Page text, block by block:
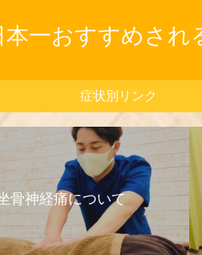
一おすすめされ
症状別リンク
骨神経痛について